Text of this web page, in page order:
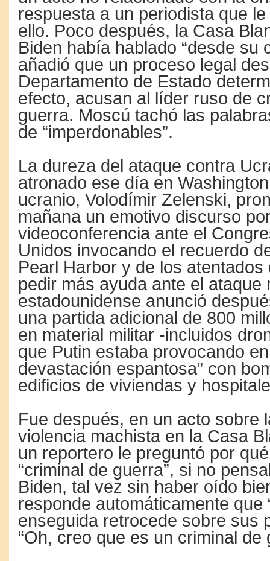
respuesta a un periodista que
ello. Poco después, la Casa
Biden había hablado “desde su
añadió que un proceso legal
Departamento de Estado
efecto, acusan al líder ruso de
guerra. Moscú tachó las
de “imperdonables”.
La dureza del ataque contra
atronado ese día en
ucranio, Volodímir Zelenski,
mañana un emotivo discurso
videoconferencia ante el
Unidos invocando el recuerdo
Pearl Harbor y de los atentados
pedir más ayuda ante el ataque
estadounidense anunció
una partida adicional de 800
en material militar -incluidos
que Putin estaba provocando
devastación espantosa” con
edificios de viviendas y
Fue después, en un acto sobre
violencia machista en la Casa
un reportero le preguntó por
“criminal de guerra”, si no
Biden, tal vez sin haber oído
responde automáticamente que
enseguida retrocede sobre sus
“Oh, creo que es un criminal de